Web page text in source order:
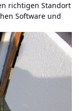
richtigen Standort
Software und